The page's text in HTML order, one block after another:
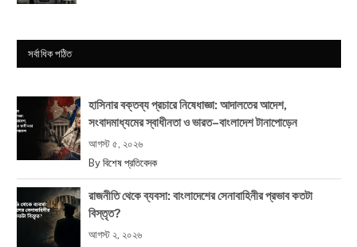
সর্বাধিক পঠিত
হাসিনার বক্তব্য প্রচারে নিষেধাজ্ঞা: আদালতের আদেশ,
সংবাদমাধ্যমের স্বাধীনতা ও ভারত–বাংলাদেশ টানাপোড়েন
আগস্ট ৫, ২০২৬
By বিশেষ প্রতিবেদক
রাজনীতি থেকে ব্যবসা: বাংলাদেশের সেনাবাহিনীর প্রভাব কতটা
বিস্তৃত?
আগস্ট ২, ২০২৬